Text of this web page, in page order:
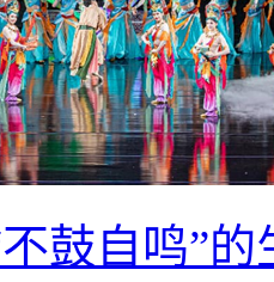
鼓自鸣”